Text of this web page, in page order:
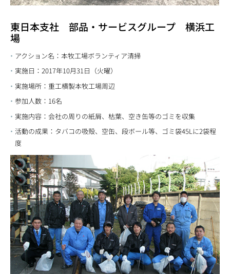
東日本支社 部品・サービスグループ 横浜工
場
アクション名：本牧工場ボランティア清掃
実施日：2017年10月31日（火曜）
実施場所：重工横製本牧工場周辺
参加人数：16名
実施内容：会社の周りの紙屑、枯葉、空き缶等のゴミを収集
活動の成果：タバコの吸殻、空缶、段ボール等、ゴミ袋45Lに2袋程
度